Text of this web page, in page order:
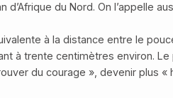
d’Afrique du Nord. On l’appelle
à la distance entre le
à trente centimètres environ.
du courage », devenir plus «